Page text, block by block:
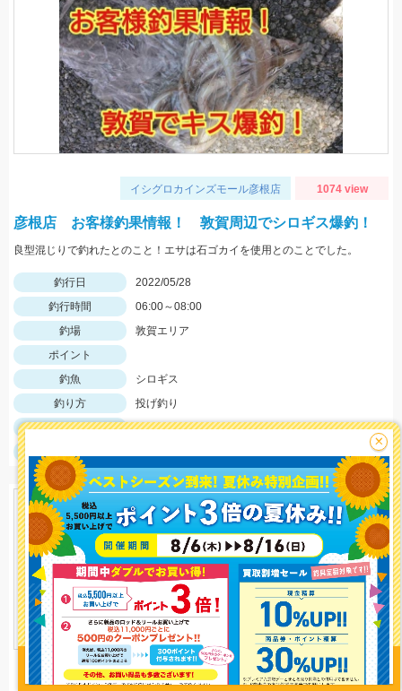
釣り情報を
投稿する
イシグロカインズモール彦根店 1074 view
彦根店 お客様釣果情報！ 敦賀周辺でシロギス爆釣！
良型混じりで釣れたとのこと！エサは石ゴカイを使用とのことでした。
釣行日
2022/05/28
釣行時間
06:00～08:00
釣場
敦賀エリア
ポイント
釣魚
シロギス
釣り方
投げ釣り
釣果
シロギス多数
忠栄丸 534 view
×